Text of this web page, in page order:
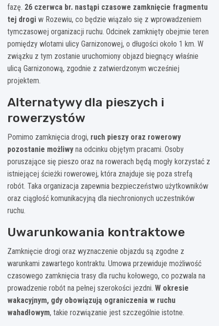
fazę. 26 czerwca br. nastąpi czasowe zamknięcie fragmentu
tej drogi w Rozewiu, co będzie wiązało się z wprowadzeniem
tymczasowej organizacji ruchu. Odcinek zamknięty obejmie teren
pomiędzy wlotami ulicy Garnizonowej, o długości około 1 km. W
związku z tym zostanie uruchomiony objazd biegnący właśnie
ulicą Garnizonową, zgodnie z zatwierdzonym wcześniej
projektem.
Alternatywy dla pieszych i
rowerzystów
Pomimo zamknięcia drogi, ruch pieszy oraz rowerowy
pozostanie możliwy na odcinku objętym pracami. Osoby
poruszające się pieszo oraz na rowerach będą mogły korzystać z
istniejącej ścieżki rowerowej, która znajduje się poza strefą
robót. Taka organizacja zapewnia bezpieczeństwo użytkowników
oraz ciągłość komunikacyjną dla niechronionych uczestników
ruchu.
Uwarunkowania kontraktowe
Zamknięcie drogi oraz wyznaczenie objazdu są zgodne z
warunkami zawartego kontraktu. Umowa przewiduje możliwość
czasowego zamknięcia trasy dla ruchu kołowego, co pozwala na
prowadzenie robót na pełnej szerokości jezdni. W okresie
wakacyjnym, gdy obowiązują ograniczenia w ruchu
wahadłowym, takie rozwiązanie jest szczególnie istotne.